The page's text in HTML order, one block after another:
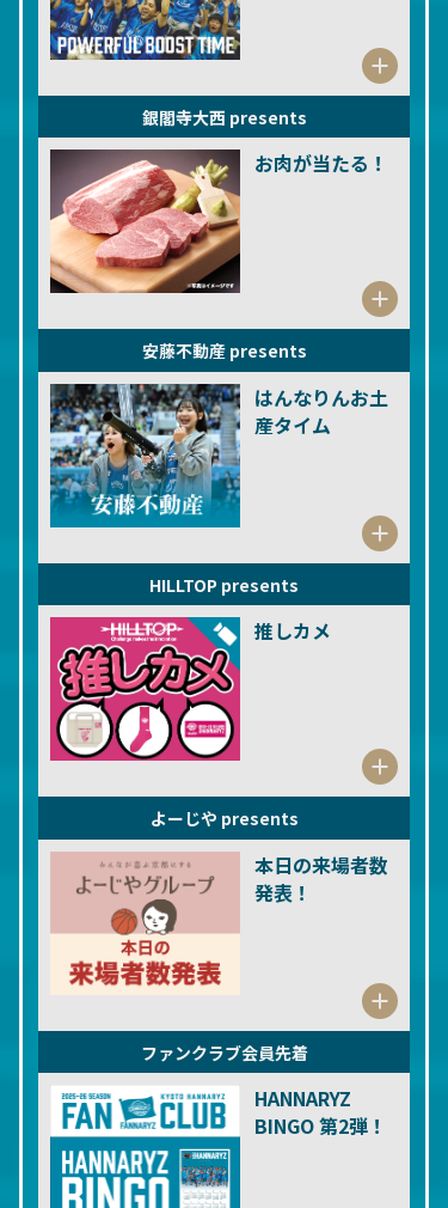
銀閣寺大西 presents
お肉が当たる！
安藤不動産 presents
はんなりんお土
産タイム
HILLTOP presents
推しカメ
よーじや presents
本日の来場者数
発表！
ファンクラブ会員先着
HANNARYZ
BINGO 第2弾！